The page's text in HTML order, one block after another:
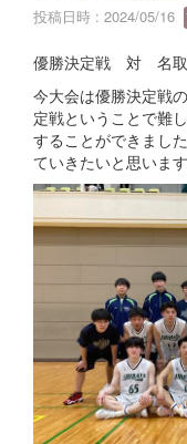
投稿日時 : 2024/05/16
優勝決定戦 対 名
今大会は優勝決定戦
定戦ということで難
することができまし
ていきたいと思います